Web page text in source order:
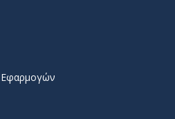
Εφαρμογών